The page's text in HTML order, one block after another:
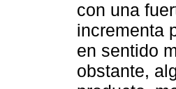
con una
incrementa
en sentido
obstante,